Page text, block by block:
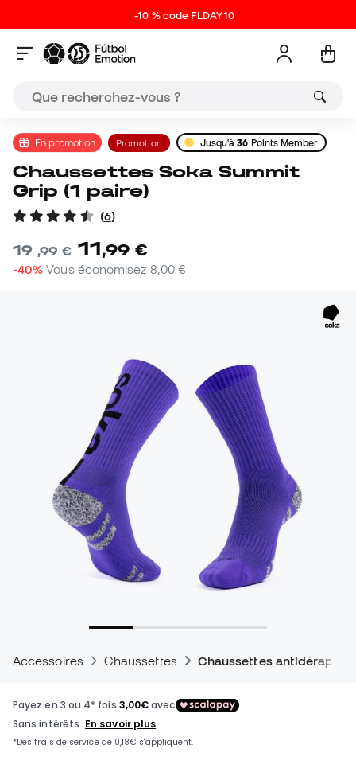
-10 % code FLDAY10
En promotion Promotion Jusqu'à36 Points Member
Chaussettes Soka Summit
Grip (1 paire)
(6)
19,99 € 11,99 €
-40% Vous économisez 8,00 €
Accessoires Chaussettes Chaussettes